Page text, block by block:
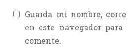
Guarda mi nombre,
en este navegador
comente.